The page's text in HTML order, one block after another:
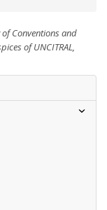
of Conventions and
of UNCITRAL,